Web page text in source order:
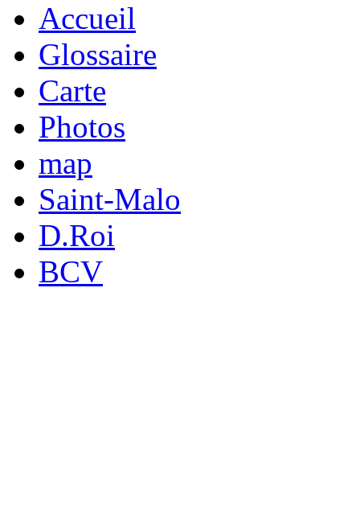
Accueil
Glossaire
Carte
Photos
map
Saint-Malo
D.Roi
BCV